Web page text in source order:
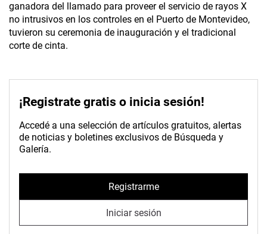
ganadora del llamado para proveer el servicio de rayos X
no intrusivos en los controles en el Puerto de Montevideo,
tuvieron su ceremonia de inauguración y el tradicional
corte de cinta.
¡Registrate gratis o inicia sesión!
Accedé a una selección de artículos gratuitos, alertas
de noticias y boletines exclusivos de Búsqueda y
Galería.
Registrarme
Iniciar sesión